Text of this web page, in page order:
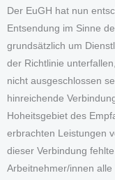
Der EuGH hat nun
Entsendung im Sinne
grundsätzlich um
der Richtlinie
nicht ausgeschlossen
hinreichende
Hoheitsgebiet des
erbrachten Leistungen
dieser Verbindung
Arbeitnehmer/innen